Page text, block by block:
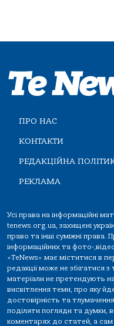
ПРО НАС
КОНТАКТИ
РЕДАКЦІЙНА
РЕКЛАМА
Усі права на інформаційні
tenews.org.ua, захищені
право та інші суміжні права.
інформаційних та фото-
«TeNews» має міститися в
редакції може не збігатися
матеріали не претендують
висвітлення теми, про яку
достовірність та
поділяти погляди та думки,
коментарях до статей, а сам